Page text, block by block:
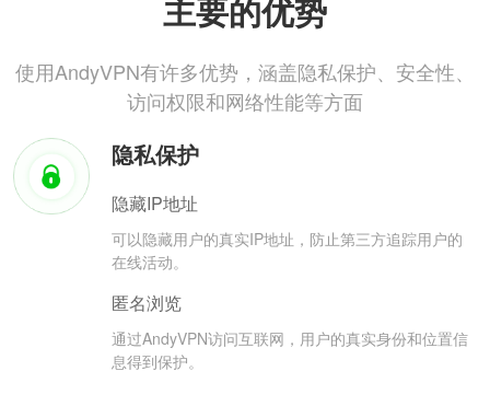
主要的优势
使用AndyVPN有许多优势，涵盖隐私保护、安全性、
访问权限和网络性能等方面
隐私保护
隐藏IP地址
可以隐藏用户的真实IP地址，防止第三方追踪用户的
在线活动。
匿名浏览
通过AndyVPN访问互联网，用户的真实身份和位置信
息得到保护。